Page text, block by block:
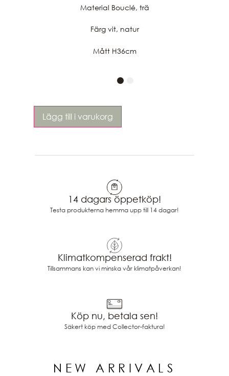
Material Bouclé, trä
Färg vit, natur
Mått H36cm
Lägg till i varukorg
14 dagars öppetköp!
Testa produkterna hemma upp till 14 dagar!
Klimatkompenserad frakt!
Tillsammans kan vi minska vår klimatpåverkan!
Köp nu, betala sen!
Säkert köp med Collector-faktura!
NEW ARRIVALS